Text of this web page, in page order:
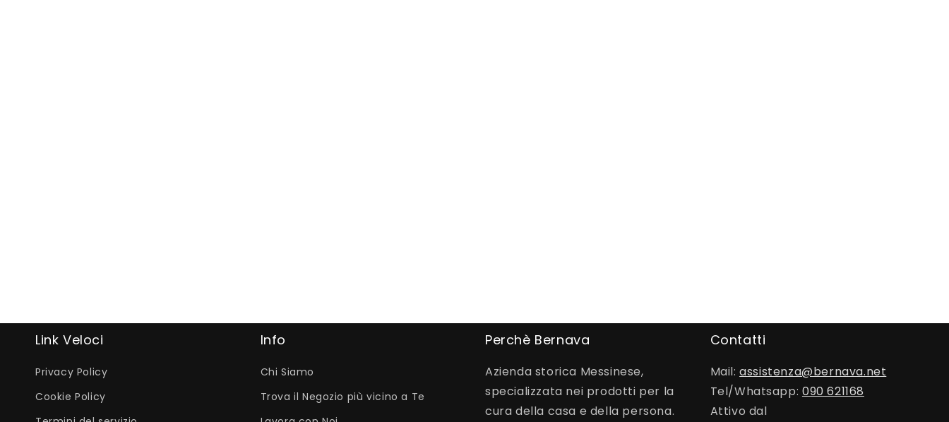
Link Veloci
Privacy Policy
Cookie Policy
Info
Chi Siamo
Trova il Negozio più vicino a Te
Perchè Bernava
Azienda storica Messinese,
specializzata nei prodotti per la
cura della casa e della persona.
Contatti
Mail:assistenza@bernava.net
Tel/Whatsapp: 090 621168
Attivo dal